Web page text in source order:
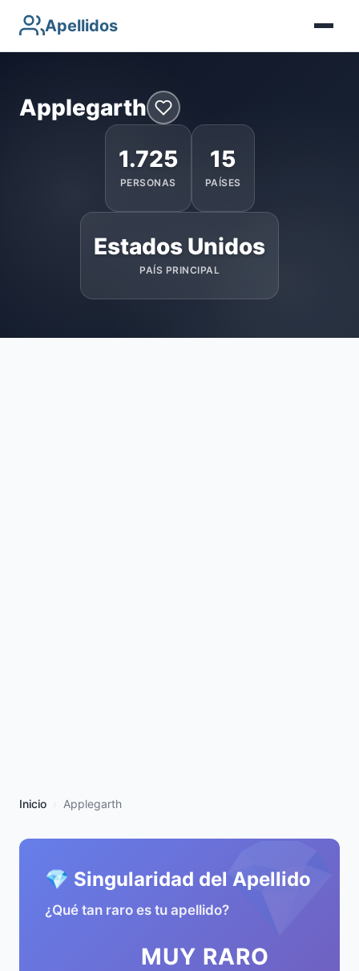
Apellidos
Applegarth
1.725
PERSONAS
15
PAÍSES
Estados Unidos
PAÍS PRINCIPAL
Inicio Applegarth
💎
💎 Singularidad del Apellido
¿Qué tan raro es tu apellido?
MUY RARO